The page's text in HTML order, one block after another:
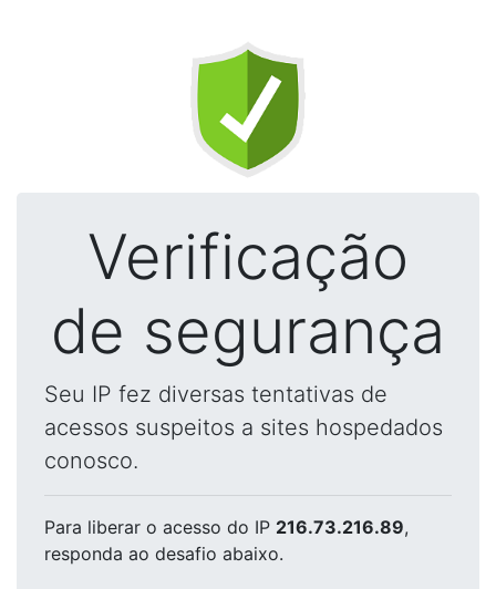
Verificação
de segurança
Seu IP fez diversas tentativas de
acessos suspeitos a sites hospedados
conosco.
Para liberar o acesso do IP 216.73.216.89,
responda ao desafio abaixo.